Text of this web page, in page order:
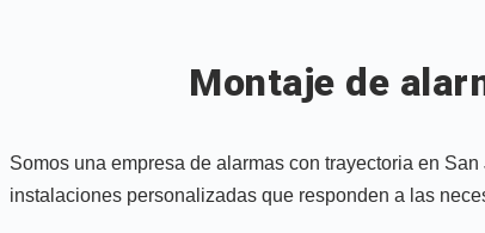
Montaje de
Somos una empresa de alarmas con trayectoria en
instalaciones personalizadas que responden a las